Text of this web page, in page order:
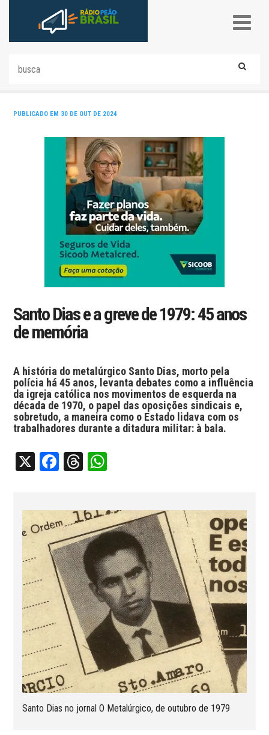
PUBLICADO EM 30 DE OUT DE 2024
Santo Dias e a greve de 1979: 45 anos
de memória
A história do metalúrgico Santo Dias, morto pela
polícia há 45 anos, levanta debates como a influência
da igreja católica nos movimentos de esquerda na
década de 1970, o papel das oposições sindicais e,
sobretudo, a maneira como o Estado lidava com os
trabalhadores durante a ditadura militar: à bala.
X Facebook
Threads
Santo Dias no jornal O Metalúrgico, de outubro de 1979